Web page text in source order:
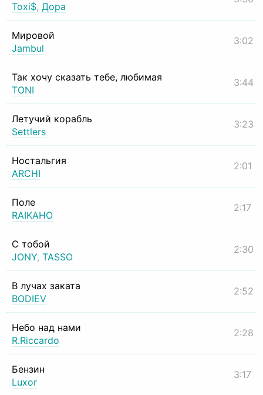
Toxi$, Дора
Мировой
Jambul
3:02
Так хочу сказать тебе, любимая
TONI
3:44
Летучий корабль
Settlers
3:23
Ностальгия
ARCHI
2:01
Поле
RAIKAHO
2:17
С тобой
JONY, TASSO
2:30
В лучах заката
BODIEV
2:52
Небо над нами
R.Riccardo
2:28
Бензин
Luxor
3:17